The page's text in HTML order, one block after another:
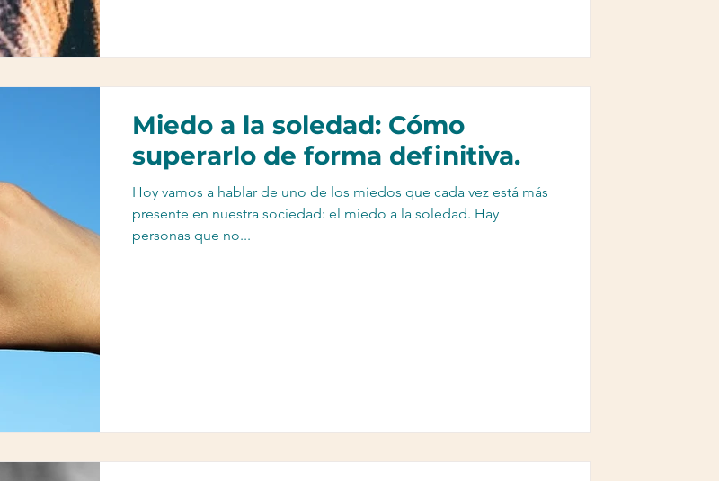
Miedo a la soledad: Cómo
superarlo de forma definitiva.
Hoy vamos a hablar de uno de los miedos que cada vez está más
presente en nuestra sociedad: el miedo a la soledad. Hay
personas que no...